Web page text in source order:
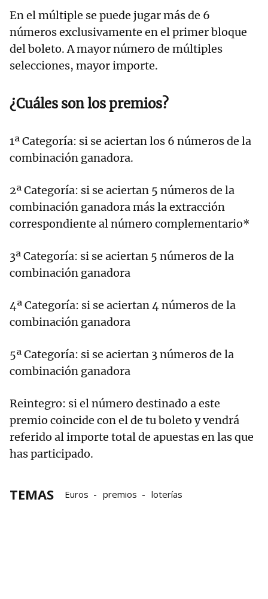
En el múltiple se puede jugar más de 6
números exclusivamente en el primer bloque
del boleto. A mayor número de múltiples
selecciones, mayor importe.
¿Cuáles son los premios?
1ª Categoría: si se aciertan los 6 números de la
combinación ganadora.
2ª Categoría: si se aciertan 5 números de la
combinación ganadora más la extracción
correspondiente al número complementario*
3ª Categoría: si se aciertan 5 números de la
combinación ganadora
4ª Categoría: si se aciertan 4 números de la
combinación ganadora
5ª Categoría: si se aciertan 3 números de la
combinación ganadora
Reintegro: si el número destinado a este
premio coincide con el de tu boleto y vendrá
referido al importe total de apuestas en las que
has participado.
TEMAS Euros premios loterías